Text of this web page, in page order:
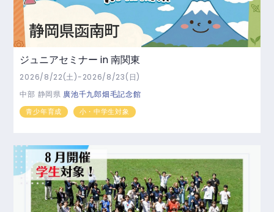
ジュニアセミナー in 南関東
2026/8/22(土)-2026/8/23(日)
中部 静岡県 廣池千九郎畑毛記念館
青少年育成 小・中学生対象